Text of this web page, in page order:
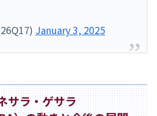
January 3, 2025
サラ・ゲサラ